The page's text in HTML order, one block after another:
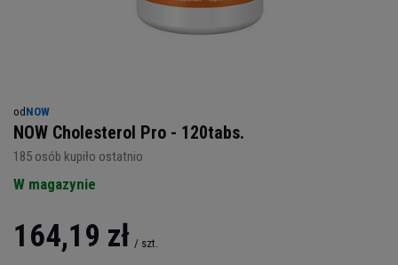
od NOW
NOW Cholesterol Pro - 120tabs.
185 osób kupiło ostatnio
W magazynie
164,19 zł / szt.